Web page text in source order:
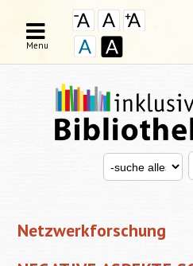
Search for
Menu
Netzwerkforschung